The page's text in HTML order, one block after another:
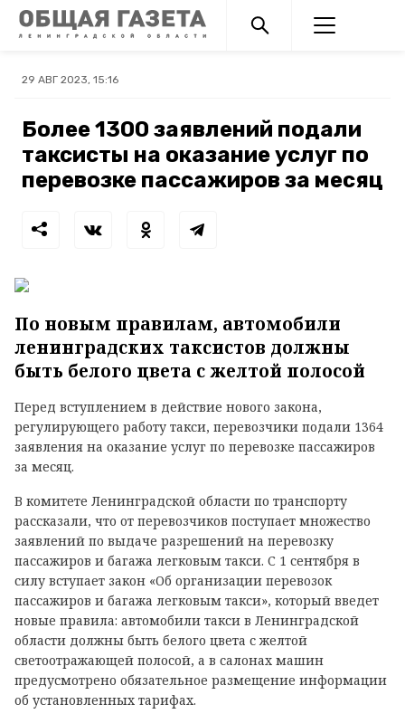
29 АВГ 2023, 15:16
Более 1300 заявлений подали
таксисты на оказание услуг по
перевозке пассажиров за месяц
По новым правилам, автомобили
ленинградских таксистов должны
быть белого цвета с желтой полосой
Перед вступлением в действие нового закона,
регулирующего работу такси, перевозчики подали 1364
заявления на оказание услуг по перевозке пассажиров
за месяц.
В комитете Ленинградской области по транспорту
рассказали, что от перевозчиков поступает множество
заявлений по выдаче разрешений на перевозку
пассажиров и багажа легковым такси. С 1 сентября в
силу вступает закон «Об организации перевозок
пассажиров и багажа легковым такси», который введет
новые правила: автомобили такси в Ленинградской
области должны быть белого цвета с желтой
светоотражающей полосой, а в салонах машин
предусмотрено обязательное размещение информации
об установленных тарифах.